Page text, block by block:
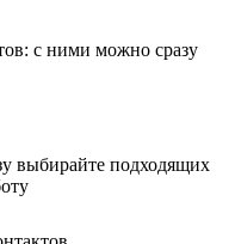
с ними можно сразу
выбирайте подходящих